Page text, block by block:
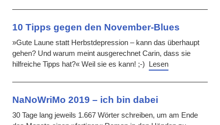
10 Tipps gegen den November-Blues
»Gute Laune statt Herbstdepression – kann das überhaupt
gehen? Und warum meint ausgerechnet Carin, dass sie
hilfreiche Tipps hat?« Weil sie es kann! ;-) Lesen
NaNoWriMo 2019 – ich bin dabei
30 Tage lang jeweils 1.667 Wörter schreiben, um am Ende